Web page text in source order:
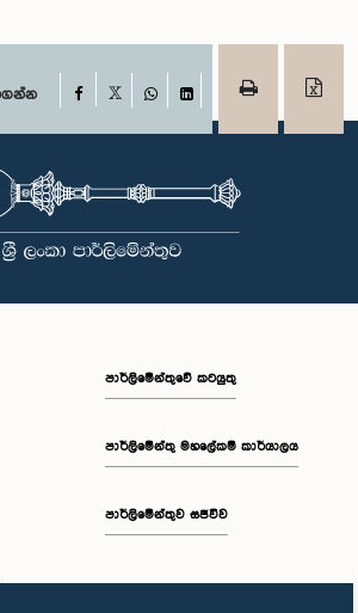
Facebook
WhatsAppLinkedIn
පාර්ලිමේන්තුවේ කටයුතු
පාර්ලිමේන්තු මහලේකම් කාර්යාලය
පාර්ලිමේන්තුව සජීවීව